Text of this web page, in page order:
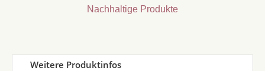
Nachhaltige Produkte
Weitere Produktinfos